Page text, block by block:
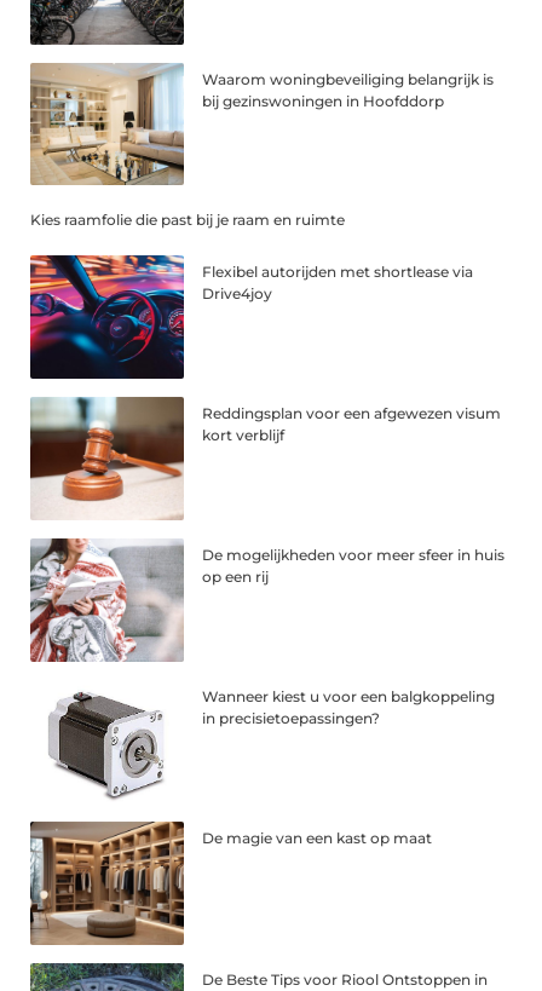
Waarom woningbeveiliging belangrijk is
bij gezinswoningen in Hoofddorp
Kies raamfolie die past bij je raam en ruimte
Flexibel autorijden met shortlease via
Drive4joy
Reddingsplan voor een afgewezen visum
kort verblijf
De mogelijkheden voor meer sfeer in huis
op een rij
Wanneer kiest u voor een balgkoppeling
in precisietoepassingen?
De magie van een kast op maat
De Beste Tips voor Riool Ontstoppen in